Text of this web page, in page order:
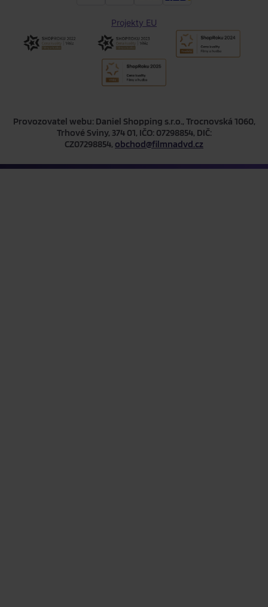
Projekty EU
Provozovatel webu: Daniel Shopping s.r.o., Trocnovská 1060,
Trhové Sviny, 374 01, IČO: 07298854, DIČ:
CZ07298854, obchod@filmnadvd.cz